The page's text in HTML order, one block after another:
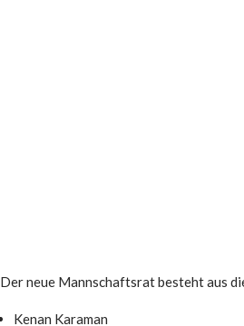
Der neue Mannschaftsrat besteht aus
Kenan Karaman